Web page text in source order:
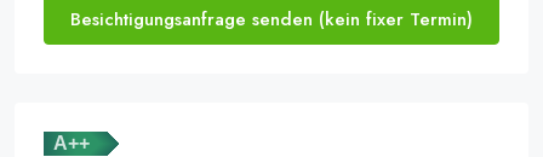
Besichtigungsanfrage senden (kein fixer Termin)
A++